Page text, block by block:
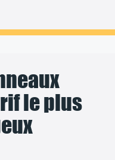
le plus